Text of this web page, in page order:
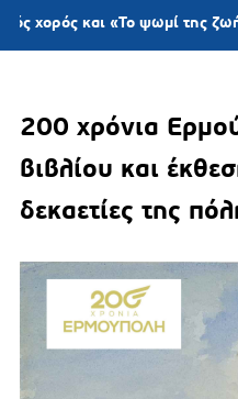
και «Το ψωμί της ζωής και
200 χρόνια
βιβλίου και
δεκαετίες της